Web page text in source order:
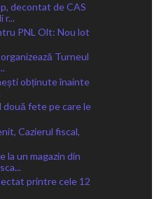
decontat de CAS
r...
PNL Olt: Nou lot
Turneul
obținute înainte
două fete pe care le
Cazierul fiscal,
la un magazin din
printre cele 12